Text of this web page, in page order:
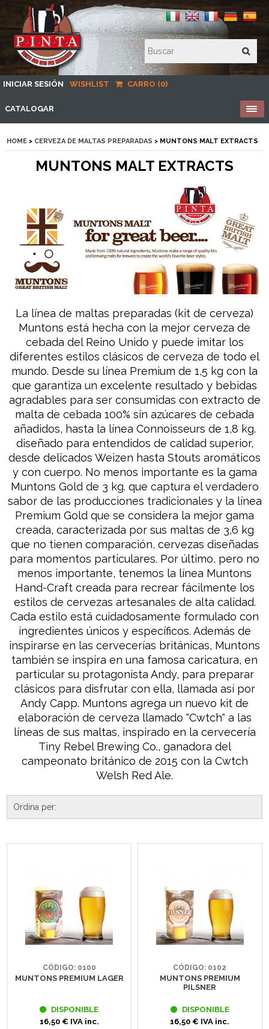
INICIAR SESIÓN WISHLIST CARRO (0)
CATALOGAR
HOME > CERVEZA DE MALTAS PREPARADAS > MUNTONS MALT EXTRACTS
MUNTONS MALT EXTRACTS
La línea de maltas preparadas (kit de cerveza)
Muntons está hecha con la mejor cerveza de
cebada del Reino Unido y puede imitar los
diferentes estilos clásicos de cerveza de todo el
mundo. Desde su línea Premium de 1,5 kg con la
que garantiza un excelente resultado y bebidas
agradables para ser consumidas con extracto de
malta de cebada 100% sin azúcares de cebada
añadidos, hasta la línea Connoisseurs de 1,8 kg.
diseñado para entendidos de calidad superior,
desde delicados Weizen hasta Stouts aromáticos
y con cuerpo. No menos importante es la gama
Muntons Gold de 3 kg. que captura el verdadero
sabor de las producciones tradicionales y la línea
Premium Gold que se considera la mejor gama
creada, caracterizada por sus maltas de 3,6 kg
que no tienen comparación, cervezas diseñadas
para momentos particulares. Por último, pero no
menos importante, tenemos la línea Muntons
Hand-Craft creada para recrear fácilmente los
estilos de cervezas artesanales de alta calidad.
Cada estilo está cuidadosamente formulado con
ingredientes únicos y específicos. Además de
inspirarse en las cervecerías británicas, Muntons
también se inspira en una famosa caricatura, en
particular su protagonista Andy, para preparar
clásicos para disfrutar con ella, llamada así por
Andy Capp. Muntons agrega un nuevo kit de
elaboración de cerveza llamado "Cwtch" a las
líneas de sus maltas, inspirado en la cervecería
Tiny Rebel Brewing Co., ganadora del
campeonato británico de 2015 con la Cwtch
Welsh Red Ale.
CÓDIGO: 0100
MUNTONS PREMIUM LAGER
DISPONIBLE
16,50 € IVA inc.
CÓDIGO: 0102
MUNTONS PREMIUM
PILSNER
DISPONIBLE
16,50 € IVA inc.